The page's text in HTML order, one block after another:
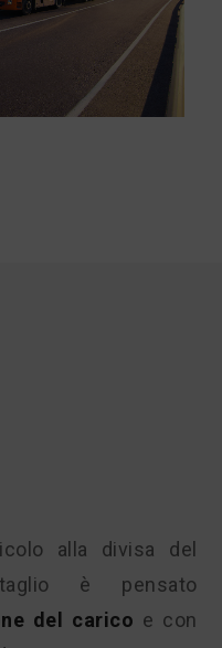
alla divisa del
è pensato
del carico e con